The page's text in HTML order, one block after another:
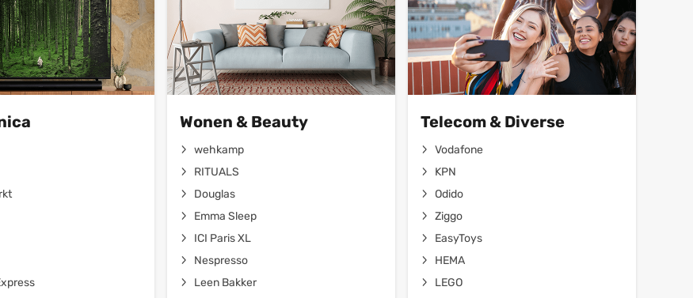
Wonen & Beauty
wehkamp
RITUALS
Douglas
Emma Sleep
ICI Paris XL
Nespresso
Leen Bakker
Telecom & Diverse
Vodafone
KPN
Odido
Ziggo
EasyToys
HEMA
LEGO